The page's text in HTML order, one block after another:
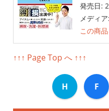
発売日:
メディア:
この商
↑↑↑ Page Top へ ↑↑↑
H F